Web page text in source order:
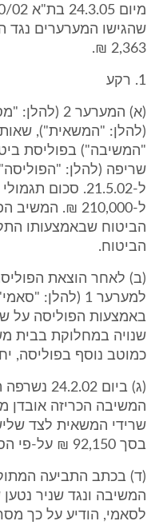
שהגישו המערערים
2,363 ₪.
1. רקע
(א) המערער
(להלן: "המשאית"),
"המשיבה") בפוליסת
ל-21.5.02. סכום
ל-210,000 ₪.
הביטוח שבאמצעותו
הביטוח.
(ב) לאחר הוצאת
למערער 1
באמצעות הפוליסה על
שנויה במחלוקת בבית
כמוטב נוסף בפוליסה,
(ג) ביום
המשיבה הכריזה
שרידי המשאית לצד
בסך 92,150 ₪ על-פי הסכם שחתמה עימו.
(ד) בכתב התביעה
המשיבה ונגד שניר
לסאמי, הודיע על כך